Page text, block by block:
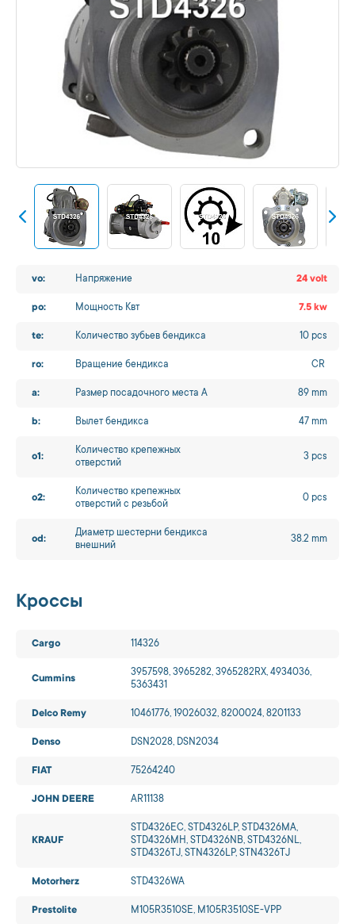
vo: Напряжение 24 volt
po: Мощность Квт 7.5 kw
te: Количество зубьев бендикса 10 pcs
ro: Вращение бендикса CR
a: Размер посадочного места A 89 mm
b: Вылет бендикса 47 mm
o1:
Количество крепежных
отверстий
3 pcs
o2:
Количество крепежных
отверстий с резьбой
0 pcs
od:
Диаметр шестерни бендикса
внешний
38.2 mm
Кроссы
Cargo 114326
Cummins
3957598, 3965282, 3965282RX, 4934036,
5363431
Delco Remy 10461776, 19026032, 8200024, 8201133
Denso DSN2028, DSN2034
FIAT 75264240
JOHN DEERE AR11138
KRAUF
STD4326EC, STD4326LP, STD4326MA,
STD4326MH, STD4326NB, STD4326NL,
STD4326TJ, STN4326LP, STN4326TJ
Motorherz STD4326WA
Prestolite M105R3510SE, M105R3510SE-VPP